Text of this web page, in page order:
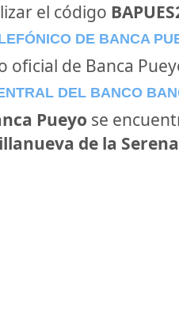
el código
DE BANCA
de Banca
DEL BANCO
Pueyo se
de la Serena